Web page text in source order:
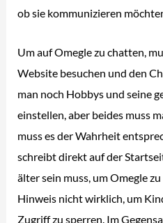
ob sie kommunizieren
Um auf Omegle zu chatten,
Website besuchen und den
man noch Hobbys und seine
einstellen, aber beides muss
muss es der Wahrheit
schreibt direkt auf der
älter sein muss, um Omegle
Hinweis nicht wirklich, um
Zugriff zu sperren. Im